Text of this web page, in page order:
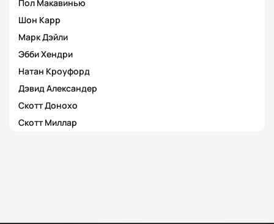
Пол Макавинью
Шон Карр
Марк Дэйли
Эбби Хендри
Натан Кроуфорд
Дэвид Александер
Скотт Донохо
Скотт Миллар